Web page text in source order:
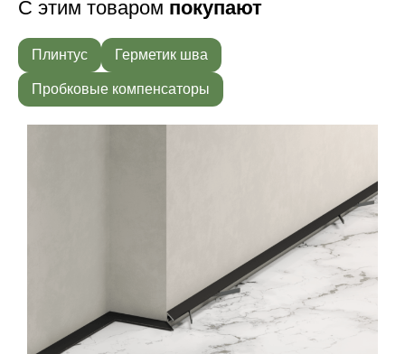
С этим товаром покупают
Плинтус Герметик шва
Пробковые компенсаторы